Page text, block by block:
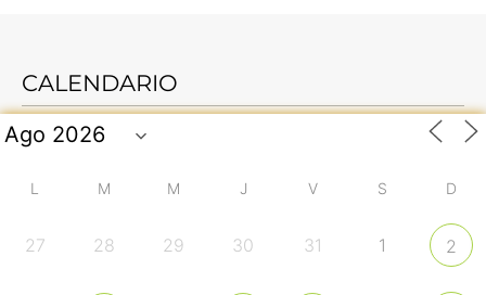
CALENDARIO
L M M J V S D
27 28 29 30 31 1 2